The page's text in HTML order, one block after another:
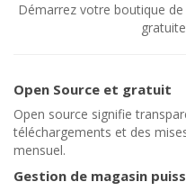
Démarrez votre boutique
Open Source et gratuit
Open source signifie
téléchargements et des
mensuel.
Gestion de magasin